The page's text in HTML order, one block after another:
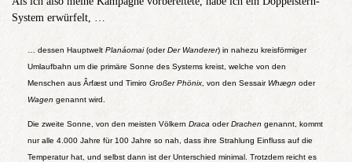
System erwürfelt, …
… dessen Hauptwelt Planáomai(oderDer Wanderer) in nahezu kreisförmiger
Umlaufbahn um die primäre Sonne des Systems kreist, welche von den
Menschen aus Ârfæst und Timiro Großer Phönix , von den SessairWhægn oder
Wagen genannt wird.
Die zweite Sonne, von den meisten Völkern Draca oderDrachen genannt, kommt
nur alle 4.000 Jahre für 100 Jahre so nah, dass ihre Strahlung Einfluss auf die
Temperatur hat, und selbst dann ist der Unterschied minimal. Trotzdem reicht es